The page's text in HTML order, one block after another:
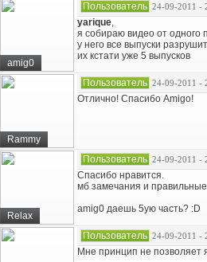
amig0
Пользователь 24-09-2011 -
yarique,
я собираю видео от одного
у него все выпуски
их кстати уже 5 выпусков
Rammy
Пользователь 24-09-2011 -
Отлично! Спасибо Amigo!
Relax
Пользователь 24-09-2011 -
Спасибо нравится.
мб замечания и
amig0 даешь 5ую часть? :D
Пользователь 24-09-2011 -
Мне принцип не позволяет